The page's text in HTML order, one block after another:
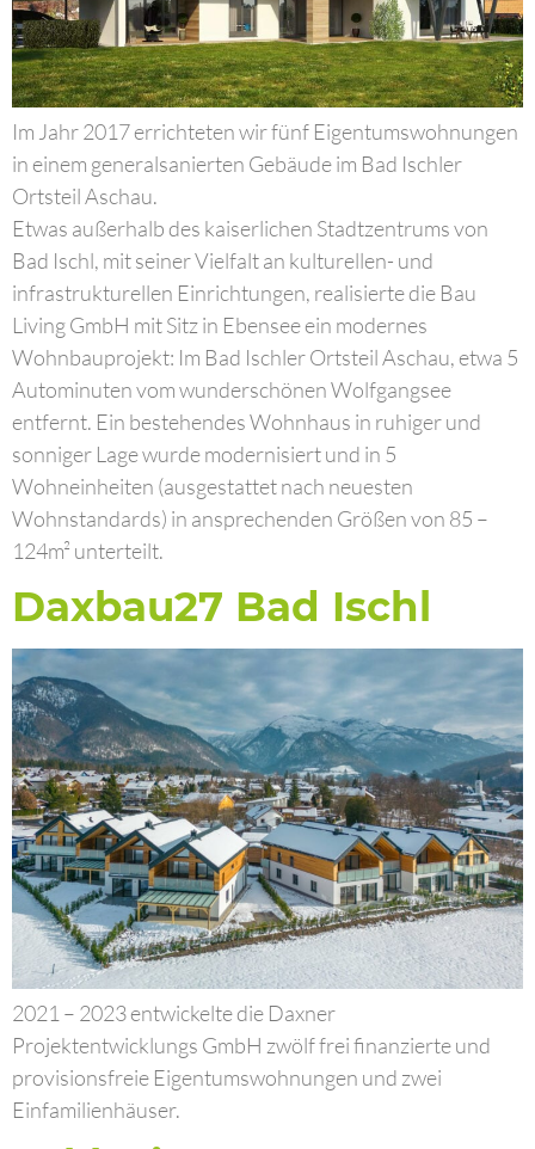
Im Jahr 2017 errichteten wir fünf Eigentumswohnungen
in einem generalsanierten Gebäude im Bad Ischler
Ortsteil Aschau.
Etwas außerhalb des kaiserlichen Stadtzentrums von
Bad Ischl, mit seiner Vielfalt an kulturellen- und
infrastrukturellen Einrichtungen, realisierte die Bau
Living GmbH mit Sitz in Ebensee ein modernes
Wohnbauprojekt: Im Bad Ischler Ortsteil Aschau, etwa 5
Autominuten vom wunderschönen Wolfgangsee
entfernt. Ein bestehendes Wohnhaus in ruhiger und
sonniger Lage wurde modernisiert und in 5
Wohneinheiten (ausgestattet nach neuesten
Wohnstandards) in ansprechenden Größen von 85 –
124m² unterteilt.
Daxbau27 Bad Ischl
2021 – 2023 entwickelte die Daxner
Projektentwicklungs GmbH zwölf frei finanzierte und
provisionsfreie Eigentumswohnungen und zwei
Einfamilienhäuser.